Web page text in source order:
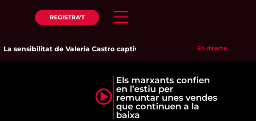
REGISTRA'T
La sensibilitat de Valeria Castro captiva el públic del Parc del Pinaret
En directe
Els marxants confien
en l’estiu per
remuntar unes vendes
que continuen a la
baixa